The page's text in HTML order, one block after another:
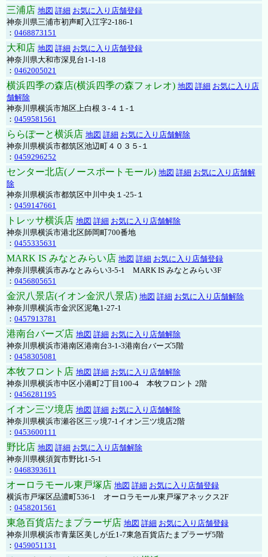
三浦店 地図 詳細 お気に入り店舗登録
神奈川県三浦市初声町入江字2-186-1
： 0468873151
大和店 地図 詳細 お気に入り店舗登録
神奈川県大和市深見台1-1-18
： 0462005021
横浜四季の森店(横浜四季の森フォレオ) 地図 詳細 お気に入り店
舗解除
神奈川県横浜市旭区上白根３-４１-１
： 0459581561
ららぽーと横浜店 地図 詳細 お気に入り店舗解除
神奈川県横浜市都筑区池辺町４０３５-１
： 0459296252
センター北店(ノースポートモール) 地図 詳細 お気に入り店舗解
除
神奈川県横浜市都筑区中川中央１-25-１
： 0459147661
トレッサ横浜店 地図 詳細 お気に入り店舗解除
神奈川県横浜市港北区師岡町700番地
： 0455335631
MARK IS みなとみらい店 地図 詳細 お気に入り店舗登録
神奈川県横浜市みなとみらい3-5-1 MARK IS みなとみらい3F
： 0456805651
金沢八景店(イオン金沢八景店) 地図 詳細 お気に入り店舗解除
神奈川県横浜市金沢区泥亀1-27-1
： 0457913781
港南台バーズ店 地図 詳細 お気に入り店舗解除
神奈川県横浜市港南区港南台3-1-3港南台バーズ5階
： 0458305081
本牧フロント店 地図 詳細 お気に入り店舗解除
神奈川県横浜市中区小港町2丁目100-4 本牧フロント 2階
： 0456281195
イオン三ツ境店 地図 詳細 お気に入り店舗解除
神奈川県横浜市瀬谷区三ッ境7-1イオン三ツ境店2階
： 0453600111
野比店 地図 詳細 お気に入り店舗解除
神奈川県横須賀市野比1-5-1
： 0468393611
オーロラモール東戸塚店 地図 詳細 お気に入り店舗登録
横浜市戸塚区品濃町536-1 オーロラモール東戸塚アネックス2F
： 0458201561
東急百貨店たまプラーザ店 地図 詳細 お気に入り店舗登録
神奈川県横浜市青葉区美しが丘1-7東急百貨店たまプラーザ5階
： 0459051131